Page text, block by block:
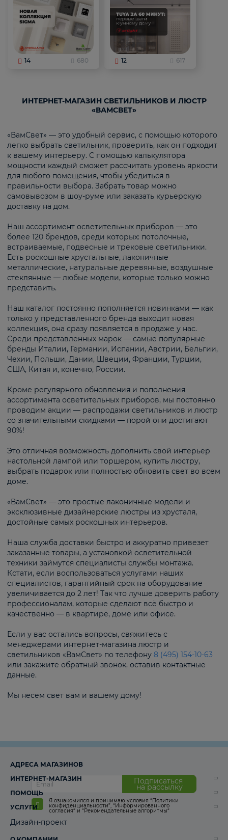
14 680 12 617
ИНТЕРНЕТ-МАГАЗИН СВЕТИЛЬНИКОВ И ЛЮСТР
«ВАМСВЕТ»
«ВамСвет» — это удобный сервис, с помощью которого
легко выбрать светильник, проверить, как он подходит
к вашему интерьеру. С помощью калькулятора
мощности каждый сможет рассчитать уровень яркости
для любого помещения, чтобы убедиться в
правильности выбора. Забрать товар можно
самовывозом в шоу-руме или заказать курьерскую
доставку на дом.
Наш ассортимент осветительных приборов — это
более 120 брендов, среди которых: потолочные,
встраиваемые, подвесные и трековые светильники.
Есть роскошные хрустальные, лаконичные
металлические, натуральные деревянные, воздушные
стеклянные — любые модели, которые только можно
представить.
Наш каталог постоянно пополняется новинками — как
только у представленного бренда выходит новая
коллекция, она сразу появляется в продаже у нас.
Среди представленных марок — самые популярные
бренды Италии, Германии, Испании, Австрии, Бельгии,
Чехии, Польши, Дании, Швеции, Франции, Турции,
США, Китая и, конечно, России.
Кроме регулярного обновления и пополнения
ассортимента осветительных приборов, мы постоянно
проводим акции — распродажи светильников и люстр
со значительными скидками — порой они достигают
90%!
Это отличная возможность дополнить свой интерьер
настольной лампой или торшером, купить люстру,
выбрать подарок или полностью обновить свет во всем
доме.
«ВамСвет» — это простые лаконичные модели и
эксклюзивные дизайнерские люстры из хрусталя,
достойные самых роскошных интерьеров.
Наша служба доставки быстро и аккуратно привезет
заказанные товары, а установкой осветительной
техники займутся специалисты службы монтажа.
Кстати, если воспользоваться услугами наших
специалистов, гарантийный срок на оборудование
увеличивается до 2 лет! Так что лучше доверить работу
профессионалам, которые сделают всё быстро и
качественно — в квартире, доме или офисе.
Если у вас остались вопросы, свяжитесь с
менеджерами интернет-магазина люстр и
светильников «ВамСвет» по телефону 8 (495) 154-10-63
или закажите обратный звонок, оставив контактные
данные.
Мы несем свет вам и вашему дому!
Подписаться
на рассылку
Я ознакомился и принимаю условия “Политики
конфиденциальности”, “Информированного
согласия“ и “Рекомендательные алгоритмы“
АДРЕСА МАГАЗИНОВ
ИНТЕРНЕТ-МАГАЗИН
ПОМОЩЬ
УСЛУГИ
Дизайн-проект